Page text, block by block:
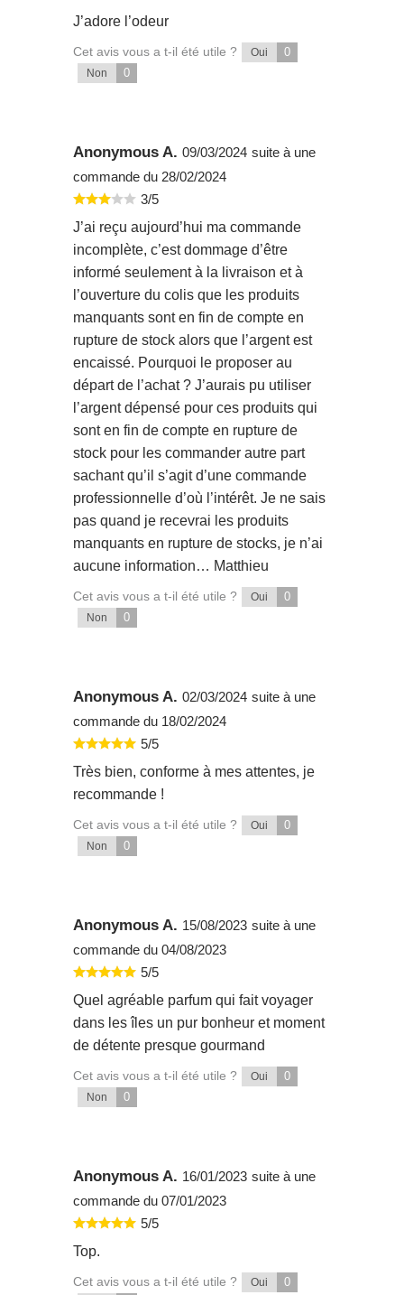
J’adore l’odeur
Cet avis vous a t-il été utile ? Oui 0
Non 0
Anonymous A. 09/03/2024 suite à une
commande du 28/02/2024
3/5
J’ai reçu aujourd’hui ma commande
incomplète, c’est dommage d’être
informé seulement à la livraison et à
l’ouverture du colis que les produits
manquants sont en fin de compte en
rupture de stock alors que l’argent est
encaissé. Pourquoi le proposer au
départ de l’achat ? J’aurais pu utiliser
l’argent dépensé pour ces produits qui
sont en fin de compte en rupture de
stock pour les commander autre part
sachant qu’il s’agit d’une commande
professionnelle d’où l’intérêt. Je ne sais
pas quand je recevrai les produits
manquants en rupture de stocks, je n’ai
aucune information… Matthieu
Cet avis vous a t-il été utile ? Oui 0
Non 0
Anonymous A. 02/03/2024 suite à une
commande du 18/02/2024
5/5
Très bien, conforme à mes attentes, je
recommande !
Cet avis vous a t-il été utile ? Oui 0
Non 0
Anonymous A. 15/08/2023 suite à une
commande du 04/08/2023
5/5
Quel agréable parfum qui fait voyager
dans les îles un pur bonheur et moment
de détente presque gourmand
Cet avis vous a t-il été utile ? Oui 0
Non 0
Anonymous A. 16/01/2023 suite à une
commande du 07/01/2023
5/5
Top.
Cet avis vous a t-il été utile ? Oui 0